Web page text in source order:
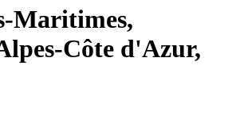
Maritimes,
Côte d'Azur,